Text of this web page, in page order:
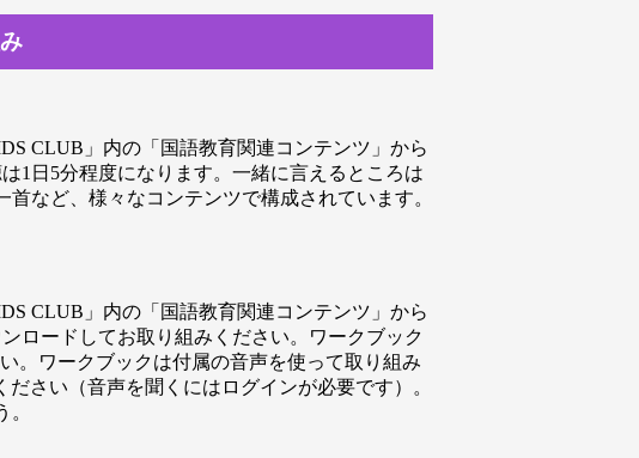
CLUB」内の「国語教育関連コンテンツ」から
1日5分程度になります。一緒に言えるところは
など、様々なコンテンツで構成されています。
CLUB」内の「国語教育関連コンテンツ」から
ロードしてお取り組みください。ワークブック
。ワークブックは付属の音声を使って取り組み
さい（音声を聞くにはログインが必要です）。